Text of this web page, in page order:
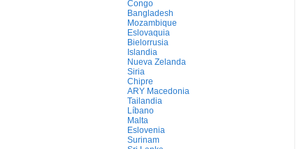
Congo
Bangladesh
Mozambique
Eslovaquia
Bielorrusia
Islandia
Nueva Zelanda
Siria
Chipre
ARY Macedonia
Tailandia
Líbano
Malta
Eslovenia
Surinam